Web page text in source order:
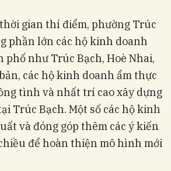
gian thí điểm, phường Trúc
phần lớn các hộ kinh doanh
như Trúc Bạch, Hoè Nhai,
các hộ kinh doanh ẩm thực
tình và nhất trí cao xây dựng
Trúc Bạch. Một số các hộ kinh
và đóng góp thêm các ý kiến
để hoàn thiện mô hình mới